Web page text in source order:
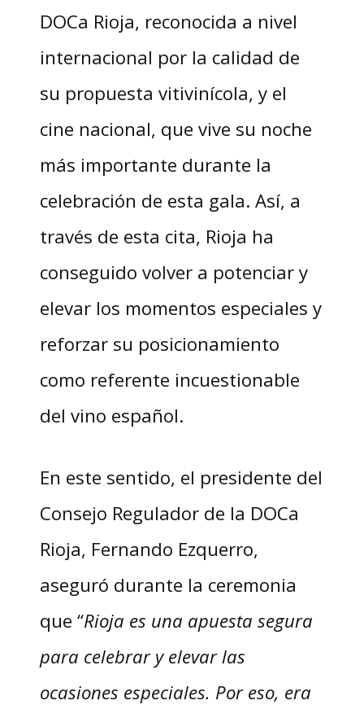
DOCa Rioja, reconocida a nivel
internacional por la calidad de
su propuesta vitivinícola, y el
cine nacional, que vive su noche
más importante durante la
celebración de esta gala. Así, a
través de esta cita, Rioja ha
conseguido volver a potenciar y
elevar los momentos especiales y
reforzar su posicionamiento
como referente incuestionable
del vino español.
En este sentido, el presidente del
Consejo Regulador de la DOCa
Rioja, Fernando Ezquerro,
aseguró durante la ceremonia
que “Rioja es una apuesta segura
para celebrar y elevar las
ocasiones especiales. Por eso, era